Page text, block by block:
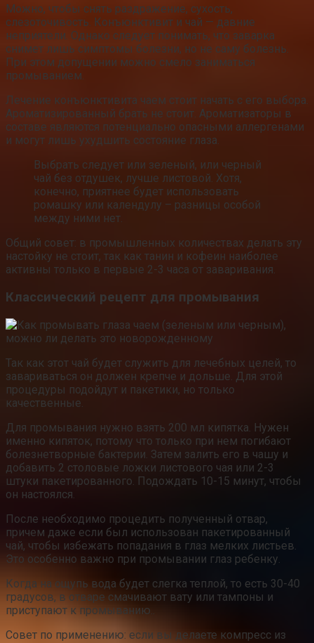
Можно, чтобы снять раздражение, сухость,
слезоточивость. Конъюнктивит и чай — давние
неприятели. Однако следует понимать, что заварка
снимет лишь симптомы болезни, но не саму болезнь.
При этом допущении можно смело заниматься
промыванием.
Лечение конъюнктивита чаем стоит начать с его выбора.
Ароматизированный брать не стоит. Ароматизаторы в
составе являются потенциально опасными аллергенами
и могут лишь ухудшить состояние глаза.
Выбрать следует или зеленый, или черный
чай без отдушек, лучше листовой. Хотя,
конечно, приятнее будет использовать
ромашку или календулу – разницы особой
между ними нет.
Общий совет: в промышленных количествах делать эту
настойку не стоит, так как танин и кофеин наиболее
активны только в первые 2-3 часа от заваривания.
Классический рецепт для промывания
Так как этот чай будет служить для лечебных целей, то
завариваться он должен крепче и дольше. Для этой
процедуры подойдут и пакетики, но только
качественные.
Для промывания нужно взять 200 мл кипятка. Нужен
именно кипяток, потому что только при нем погибают
болезнетворные бактерии. Затем залить его в чашу и
добавить 2 столовые ложки листового чая или 2-3
штуки пакетированного. Подождать 10-15 минут, чтобы
он настоялся.
После необходимо процедить полученный отвар,
причем даже если был использован пакетированный
чай, чтобы избежать попадания в глаз мелких листьев.
Это особенно важно при промывании глаз ребенку.
Когда на ощупь вода будет слегка теплой, то есть 30-40
градусов, в отваре смачивают вату или тампоны и
приступают к промыванию..
Совет по применению: если вы делаете компресс из